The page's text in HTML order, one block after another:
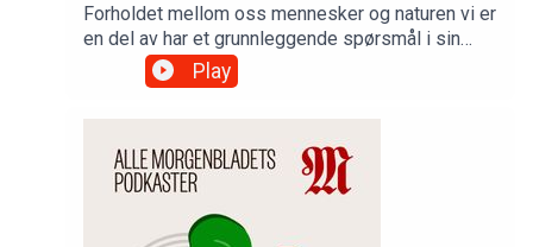
Forholdet mellom oss mennesker og naturen vi er
en del av har et grunnleggende spørsmål i sin
kjerne: Hvorfor ødelegger vi den naturen vi
elsker? I denne ukens episode har Bernhard
studio. Mellom seg har de boken Løpe ulv (2021)
av den svenske forfatteren Kerstin Ekman, som
Ellefsen beskriver som sitt litterære forbilde og
snakker om hvordan etiske dilemmaer og
erkjennelsen av natur utspiller seg over
Play